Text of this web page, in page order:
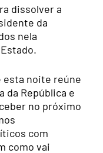
dissolver a
da
nela
esta noite reúne
da República e
no próximo
com
como vai